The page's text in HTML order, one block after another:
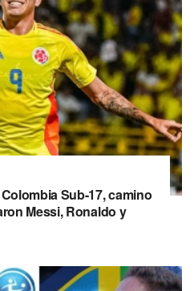
Sub-17, camino
Messi, Ronaldo y